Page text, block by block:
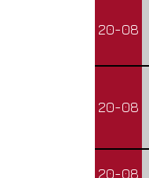
20-08
20-08
20-08